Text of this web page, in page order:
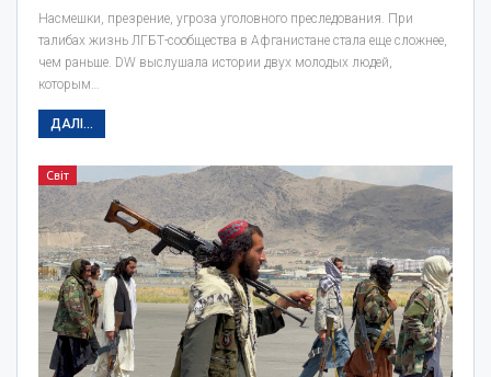
Насмешки, презрение, угроза уголовного преследования. При
талибах жизнь ЛГБТ-сообщества в Афганистане стала еще сложнее,
чем раньше. DW выслушала истории двух молодых людей,
которым…
ДАЛІ...
Світ